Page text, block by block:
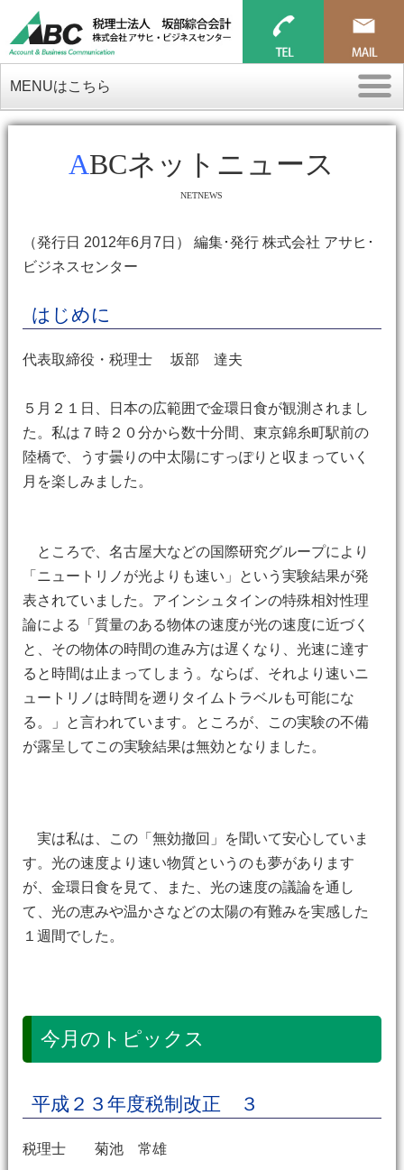
MENUはこちら
ABCネットニュース
NETNEWS
（発行日 2012年6月7日） 編集･発行 株式会社 アサヒ･
ビジネスセンター
はじめに
代表取締役・税理士 坂部 達夫
５月２１日、日本の広範囲で金環日食が観測されまし
た。私は７時２０分から数十分間、東京錦糸町駅前の
陸橋で、うす曇りの中太陽にすっぽりと収まっていく
月を楽しみました。
ところで、名古屋大などの国際研究グループにより
「ニュートリノが光よりも速い」という実験結果が発
表されていました。アインシュタインの特殊相対性理
論による「質量のある物体の速度が光の速度に近づく
と、その物体の時間の進み方は遅くなり、光速に達す
ると時間は止まってしまう。ならば、それより速いニ
ュートリノは時間を遡りタイムトラベルも可能にな
る。」と言われています。ところが、この実験の不備
が露呈してこの実験結果は無効となりました。
実は私は、この「無効撤回」を聞いて安心していま
す。光の速度より速い物質というのも夢があります
が、金環日食を見て、また、光の速度の議論を通し
て、光の恵みや温かさなどの太陽の有難みを実感した
１週間でした。
今月のトピックス
平成２３年度税制改正 ３
税理士 菊池 常雄